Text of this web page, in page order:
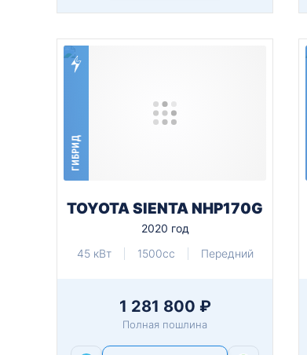
ГИБРИД
TOYOTA SIENTA NHP170G
2020 год
45 кВт
1500cc Передний
1 281 800 ₽
Полная пошлина